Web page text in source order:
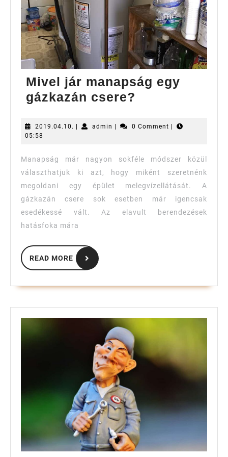
Mivel jár manapság egy
gázkazán csere?
manapság
gázkazán
csere?
2019.04.10. 2019.04.10.
admin admin0 Comment
05:58
Manapság már nagyon sokféle módszer közül
választhatjuk ki azt, hogy miként szeretnénk
megoldani egy épület melegvízellátását. A
gázkazán csere sok esetben már igencsak
esedékessé vált. Az elavult berendezések
hatásfoka mára
READ MORE
READ
MORE